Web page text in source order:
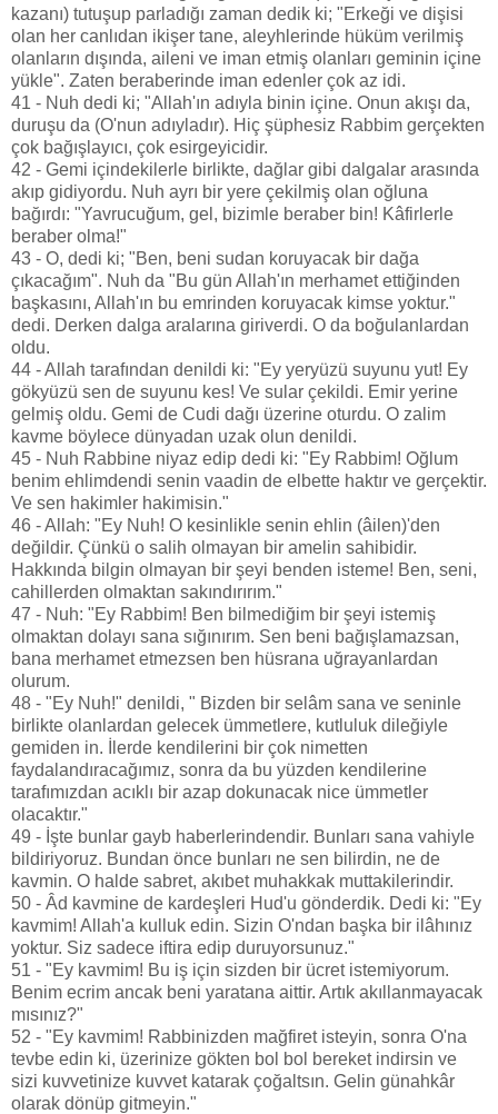
kazanı) tutuşup parladığı zaman dedik ki; "Erkeği ve dişisi
olan her canlıdan ikişer tane, aleyhlerinde hüküm verilmiş
olanların dışında, aileni ve iman etmiş olanları geminin içine
yükle". Zaten beraberinde iman edenler çok az idi.
41 - Nuh dedi ki; "Allah'ın adıyla binin içine. Onun akışı da,
duruşu da (O'nun adıyladır). Hiç şüphesiz Rabbim gerçekten
çok bağışlayıcı, çok esirgeyicidir.
42 - Gemi içindekilerle birlikte, dağlar gibi dalgalar arasında
akıp gidiyordu. Nuh ayrı bir yere çekilmiş olan oğluna
bağırdı: "Yavrucuğum, gel, bizimle beraber bin! Kâfirlerle
beraber olma!"
43 - O, dedi ki; "Ben, beni sudan koruyacak bir dağa
çıkacağım". Nuh da "Bu gün Allah'ın merhamet ettiğinden
başkasını, Allah'ın bu emrinden koruyacak kimse yoktur."
dedi. Derken dalga aralarına giriverdi. O da boğulanlardan
oldu.
44 - Allah tarafından denildi ki: "Ey yeryüzü suyunu yut! Ey
gökyüzü sen de suyunu kes! Ve sular çekildi. Emir yerine
gelmiş oldu. Gemi de Cudi dağı üzerine oturdu. O zalim
kavme böylece dünyadan uzak olun denildi.
45 - Nuh Rabbine niyaz edip dedi ki: "Ey Rabbim! Oğlum
benim ehlimdendi senin vaadin de elbette haktır ve gerçektir.
Ve sen hakimler hakimisin."
46 - Allah: "Ey Nuh! O kesinlikle senin ehlin (âilen)'den
değildir. Çünkü o salih olmayan bir amelin sahibidir.
Hakkında bilgin olmayan bir şeyi benden isteme! Ben, seni,
cahillerden olmaktan sakındırırım."
47 - Nuh: "Ey Rabbim! Ben bilmediğim bir şeyi istemiş
olmaktan dolayı sana sığınırım. Sen beni bağışlamazsan,
bana merhamet etmezsen ben hüsrana uğrayanlardan
olurum.
48 - "Ey Nuh!" denildi, " Bizden bir selâm sana ve seninle
birlikte olanlardan gelecek ümmetlere, kutluluk dileğiyle
gemiden in. İlerde kendilerini bir çok nimetten
faydalandıracağımız, sonra da bu yüzden kendilerine
tarafımızdan acıklı bir azap dokunacak nice ümmetler
olacaktır."
49 - İşte bunlar gayb haberlerindendir. Bunları sana vahiyle
bildiriyoruz. Bundan önce bunları ne sen bilirdin, ne de
kavmin. O halde sabret, akıbet muhakkak muttakilerindir.
50 - Âd kavmine de kardeşleri Hud'u gönderdik. Dedi ki: "Ey
kavmim! Allah'a kulluk edin. Sizin O'ndan başka bir ilâhınız
yoktur. Siz sadece iftira edip duruyorsunuz."
51 - "Ey kavmim! Bu iş için sizden bir ücret istemiyorum.
Benim ecrim ancak beni yaratana aittir. Artık akıllanmayacak
mısınız?"
52 - "Ey kavmim! Rabbinizden mağfiret isteyin, sonra O'na
tevbe edin ki, üzerinize gökten bol bol bereket indirsin ve
sizi kuvvetinize kuvvet katarak çoğaltsın. Gelin günahkâr
olarak dönüp gitmeyin."